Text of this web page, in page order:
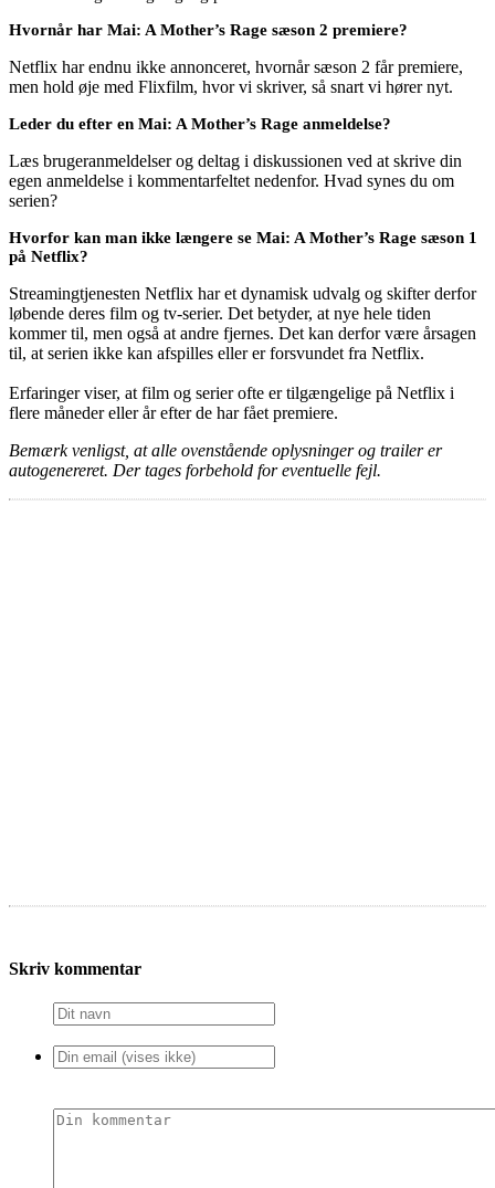
Hvornår har Mai: A Mother’s Rage sæson 2 premiere?
Netflix har endnu ikke annonceret, hvornår sæson 2 får premiere,
men hold øje med Flixfilm, hvor vi skriver, så snart vi hører nyt.
Leder du efter en Mai: A Mother’s Rage anmeldelse?
Læs brugeranmeldelser og deltag i diskussionen ved at skrive din
egen anmeldelse i kommentarfeltet nedenfor. Hvad synes du om
serien?
Hvorfor kan man ikke længere se Mai: A Mother’s Rage sæson 1
på Netflix?
Streamingtjenesten Netflix har et dynamisk udvalg og skifter derfor
løbende deres film og tv-serier. Det betyder, at nye hele tiden
kommer til, men også at andre fjernes. Det kan derfor være årsagen
til, at serien ikke kan afspilles eller er forsvundet fra Netflix.
Erfaringer viser, at film og serier ofte er tilgængelige på Netflix i
flere måneder eller år efter de har fået premiere.
Bemærk venligst, at alle ovenstående oplysninger og trailer er
autogenereret. Der tages forbehold for eventuelle fejl.
Skriv kommentar